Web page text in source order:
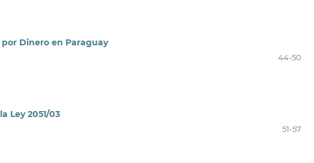
Dinero en Paraguay
44-50
Ley 2051/03
51-57